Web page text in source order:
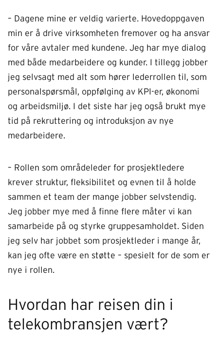
– Dagene mine er veldig varierte. Hovedoppgaven
min er å drive virksomheten fremover og ha ansvar
for våre avtaler med kundene. Jeg har mye dialog
med både medarbeidere og kunder. I tillegg jobber
jeg selvsagt med alt som hører lederrollen til, som
personalspørsmål, oppfølging av KPI-er, økonomi
og arbeidsmiljø. I det siste har jeg også brukt mye
tid på rekruttering og introduksjon av nye
medarbeidere.
– Rollen som områdeleder for prosjektledere
krever struktur, fleksibilitet og evnen til å holde
sammen et team der mange jobber selvstendig.
Jeg jobber mye med å finne flere måter vi kan
samarbeide på og styrke gruppesamholdet. Siden
jeg selv har jobbet som prosjektleder i mange år,
kan jeg ofte være en støtte – spesielt for de som er
nye i rollen.
Hvordan har reisen din i
telekombransjen vært?